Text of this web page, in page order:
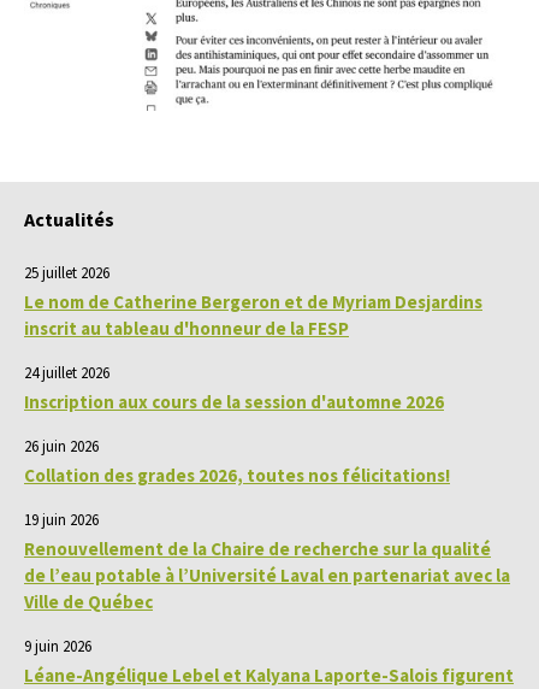
Actualités
25 juillet 2026
Le nom de Catherine Bergeron et de Myriam Desjardins
inscrit au tableau d'honneur de la FESP
24 juillet 2026
Inscription aux cours de la session d'automne 2026
26 juin 2026
Collation des grades 2026, toutes nos félicitations!
19 juin 2026
Renouvellement de la Chaire de recherche sur la qualité
de l’eau potable à l’Université Laval en partenariat avec la
Ville de Québec
9 juin 2026
Léane-Angélique Lebel et Kalyana Laporte-Salois figurent